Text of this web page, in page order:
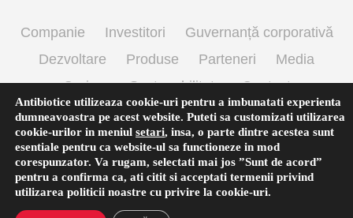
Companie Investitori
Guvernanță corporativă
Dezvoltare
Produse Parteneri
Media
Cariere
Sustenabilitate
Contact
Termeni si conditii de utilizare
Politica cookie
Prelucrarea datelor cu caracter personal
Antibiotice utilizeaza cookie-uri pentru a imbunatati experienta
dumneavoastra pe acest website. Puteti sa customizati utilizarea
cookie-urilor in meniul setari, insa, o parte dintre acestea sunt
esentiale pentru ca website-ul sa functioneze in mod
corespunzator. Va rugam, selectati mai jos ”Sunt de acord”
pentru a confirma ca, ati citit si acceptati termenii privind
utilizarea politicii noastre cu privire la cookie-uri.
Română